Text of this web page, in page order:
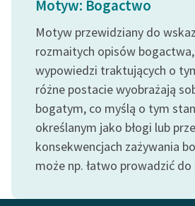
Ręce pełne poezji
Kolekcje edukacyjne
twórców przechodzących
do domeny publicznej,
lektur szkolnych oraz
Starego Testamentu
Odkurzamy bohaterów
Szkoła Poezji Wolnych
Motyw: Bogactwo
Motyw przewidziany do
rozmaitych opisów
wypowiedzi traktujących o
różne postacie wyobrażają
bogatym, co myślą o tym
określanym jako błogi lub
konsekwencjach zażywania
może np. łatwo prowadzić do